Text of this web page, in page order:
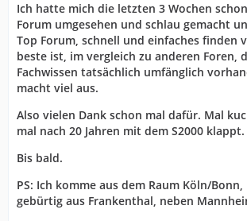
Ich hatte mich die letzten 3 Wochen
Forum umgesehen und schlau gemacht
Top Forum, schnell und einfaches finden
beste ist, im vergleich zu anderen Foren,
Fachwissen tatsächlich umfänglich
macht viel aus.
Also vielen Dank schon mal dafür. Mal
mal nach 20 Jahren mit dem S2000 klappt.
Bis bald.
PS: Ich komme aus dem Raum Köln/
gebürtig aus Frankenthal, neben